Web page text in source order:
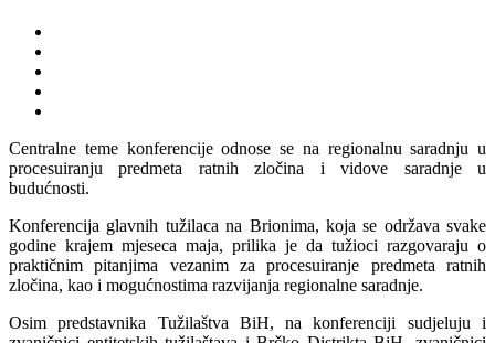
Centralne teme konferencije odnose se na regionalnu saradnju u
procesuiranju predmeta ratnih zločina i vidove saradnje u
budućnosti.
Konferencija glavnih tužilaca na Brionima, koja se održava svake
godine krajem mjeseca maja, prilika je da tužioci razgovaraju o
praktičnim pitanjima vezanim za procesuiranje predmeta ratnih
zločina, kao i mogućnostima razvijanja regionalne saradnje.
Osim predstavnika Tužilaštva BiH, na konferenciji sudjeluju i